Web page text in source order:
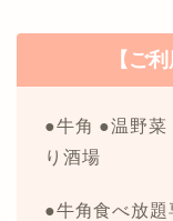
【ご
●牛角 ●温野菜
り酒場
●牛角食べ放